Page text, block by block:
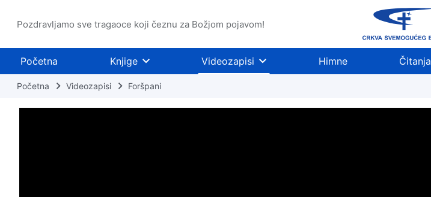
Pozdravljamo sve tragaoce koji čeznu za Božjom pojavom!
Početna Knjige Videozapisi Himne Čitanja
Početna Videozapisi Foršpani